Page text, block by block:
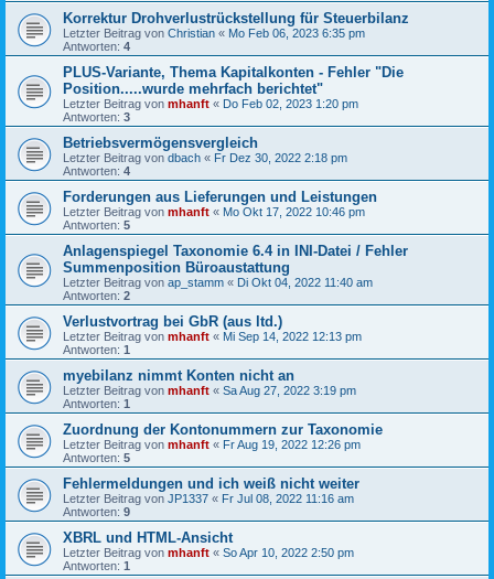
Korrektur Drohverlustrückstellung für Steuerbilanz
Letzter Beitrag von Christian « Mo Feb 06, 2023 6:35 pm
Antworten: 4
PLUS-Variante, Thema Kapitalkonten - Fehler "Die
Position.....wurde mehrfach berichtet"
Letzter Beitrag von mhanft « Do Feb 02, 2023 1:20 pm
Antworten: 3
Betriebsvermögensvergleich
Letzter Beitrag von dbach « Fr Dez 30, 2022 2:18 pm
Antworten: 4
Forderungen aus Lieferungen und Leistungen
Letzter Beitrag von mhanft « Mo Okt 17, 2022 10:46 pm
Antworten: 5
Anlagenspiegel Taxonomie 6.4 in INI-Datei / Fehler
Summenposition Büroaustattung
Letzter Beitrag von ap_stamm « Di Okt 04, 2022 11:40 am
Antworten: 2
Verlustvortrag bei GbR (aus ltd.)
Letzter Beitrag von mhanft « Mi Sep 14, 2022 12:13 pm
Antworten: 1
myebilanz nimmt Konten nicht an
Letzter Beitrag von mhanft « Sa Aug 27, 2022 3:19 pm
Antworten: 1
Zuordnung der Kontonummern zur Taxonomie
Letzter Beitrag von mhanft « Fr Aug 19, 2022 12:26 pm
Antworten: 5
Fehlermeldungen und ich weiß nicht weiter
Letzter Beitrag von JP1337 « Fr Jul 08, 2022 11:16 am
Antworten: 9
XBRL und HTML-Ansicht
Letzter Beitrag von mhanft « So Apr 10, 2022 2:50 pm
Antworten: 1